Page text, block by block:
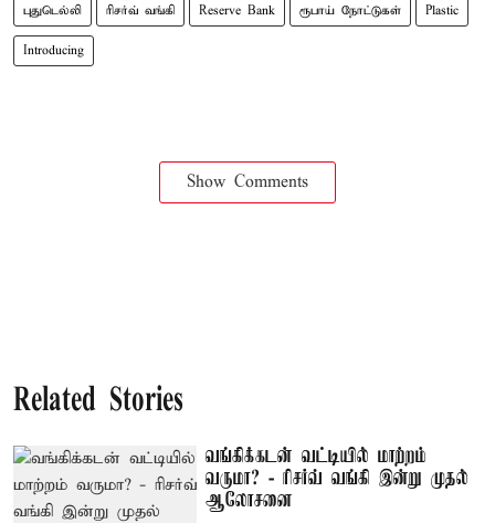
புதுடெல்லி ரிசர்வ் வங்கி Reserve Bank ரூபாய் நோட்டுகள் Plastic
Introducing
Show Comments
Related Stories
வங்கிக்கடன் வட்டியில் மாற்றம்
வருமா? - ரிசர்வ் வங்கி இன்று முதல்
ஆலோசனை